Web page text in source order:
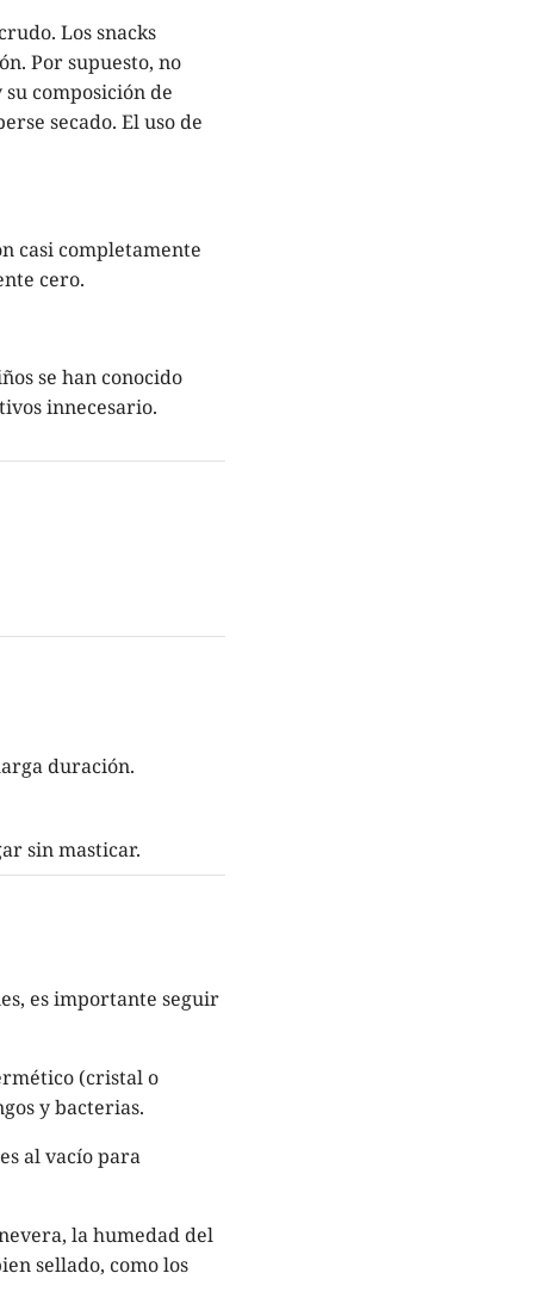
Los snacks
Por supuesto, no
composición de
secado. El uso de
casi completamente
cero.
se han conocido
innecesario.
duración.
sin masticar.
es importante seguir
(cristal o
y bacterias.
al vacío para
la humedad del
sellado, como los